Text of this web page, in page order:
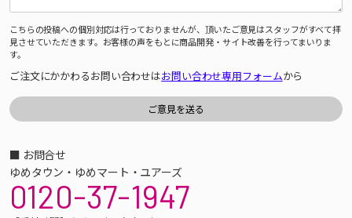
こちらの投稿への個別対応は行っておりませんが、頂いたご意見はスタッフがすべて拝
見させていただきます。お客様の声をもとに商品開発・サイト改善を行ってまいりま
す。
ご注文にかかわるお問い合わせはお問い合わせ専用フォームから
■ お問合せ
ゆめタウン・ゆめマート・ユアーズ
0120-37-1947